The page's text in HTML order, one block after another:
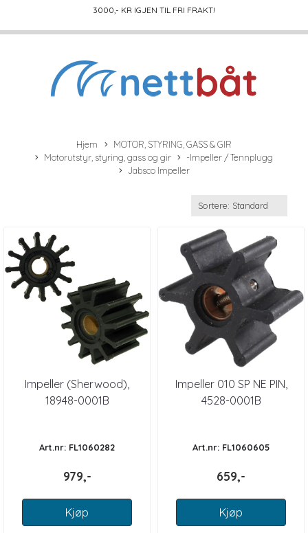
3000,- KR IGJEN TIL FRI FRAKT!
Hjem
MOTOR, STYRING, GASS & GIR
Motorutstyr, styring, gass og gir
-Impeller / Tennplugg
Jabsco Impeller
Impeller (Sherwood),
18948-0001B
Art.nr: FL1060282
979,-
Kjøp
Impeller 010 SP NE PIN,
4528-0001B
Art.nr: FL1060605
659,-
Kjøp